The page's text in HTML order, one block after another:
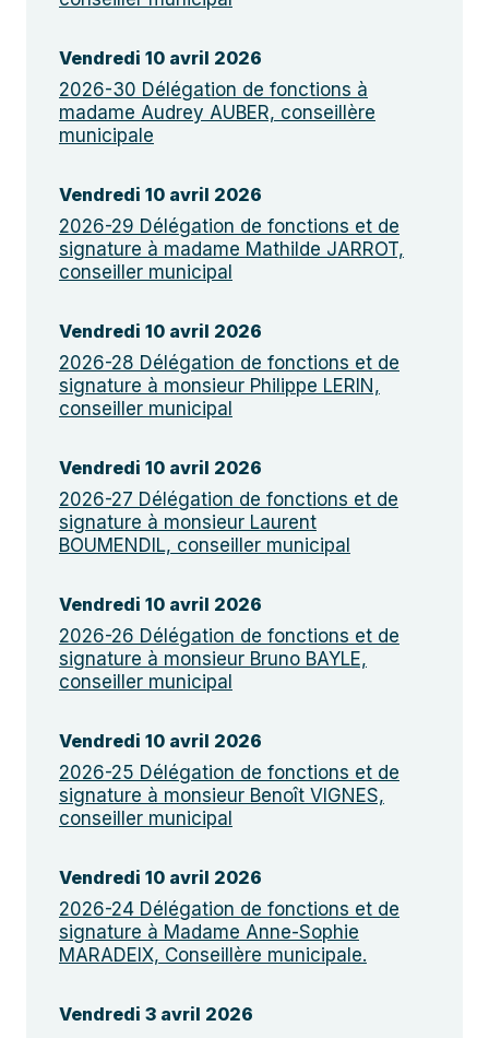
Vendredi 10 avril 2026
2026-30 Délégation de fonctions à
madame Audrey AUBER, conseillère
municipale
Vendredi 10 avril 2026
2026-29 Délégation de fonctions et de
signature à madame Mathilde JARROT,
conseiller municipal
Vendredi 10 avril 2026
2026-28 Délégation de fonctions et de
signature à monsieur Philippe LERIN,
conseiller municipal
Vendredi 10 avril 2026
2026-27 Délégation de fonctions et de
signature à monsieur Laurent
BOUMENDIL, conseiller municipal
Vendredi 10 avril 2026
2026-26 Délégation de fonctions et de
signature à monsieur Bruno BAYLE,
conseiller municipal
Vendredi 10 avril 2026
2026-25 Délégation de fonctions et de
signature à monsieur Benoît VIGNES,
conseiller municipal
Vendredi 10 avril 2026
2026-24 Délégation de fonctions et de
signature à Madame Anne-Sophie
MARADEIX, Conseillère municipale.
Vendredi 3 avril 2026